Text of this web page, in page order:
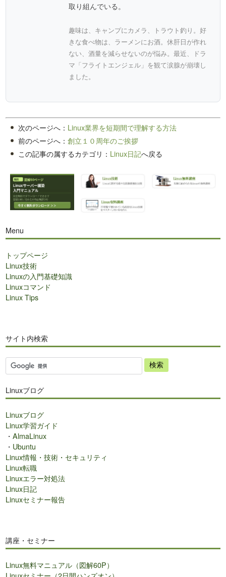
取り組んでいる。
趣味は、キャンプにカメラ、トラウト釣り。好
きな食べ物は、ラーメンにお酒。休肝日が作れ
ない、酒量を減らせないのが悩み。最近、ドラ
マ「フライトエンジェル」を観て涙腺が崩壊し
ました。
次のページへ： Linux業界を短期間で理解する方法
前のページへ：創立１０周年のご挨拶
この記事の属するカテゴリ： Linux日記へ戻る
Menu
トップページ
Linux技術
Linuxの入門基礎知識
Linuxコマンド
Linux Tips
サイト内検索
サ
イ
内
索
Linuxブログ
Linuxブログ
Linux学習ガイド
・AlmaLinux
・ Ubuntu
Linux情報・技術・セキュリティ
Linux転職
Linuxエラー対処法
Linux日記
Linuxセミナー報告
講座・セミナー
Linux無料マニュアル（図解60P）